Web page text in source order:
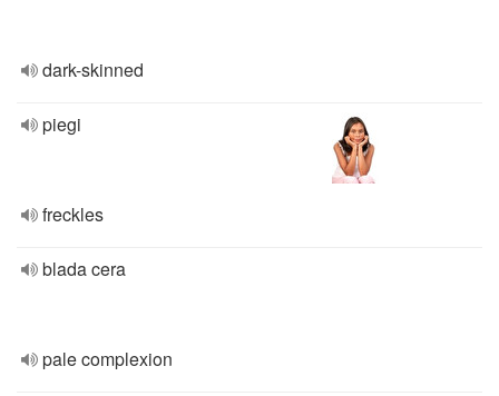
dark-skinned
piegi
freckles
blada cera
pale complexion